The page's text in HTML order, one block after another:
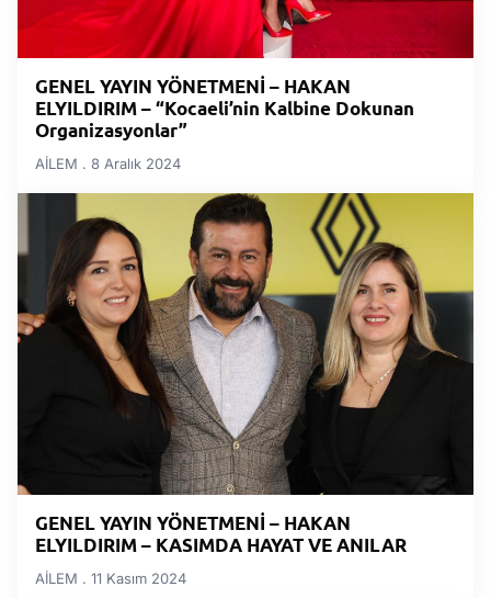
GENEL YAYIN YÖNETMENİ – HAKAN
ELYILDIRIM – “Kocaeli’nin Kalbine Dokunan
Organizasyonlar”
AİLEM 8 Aralık 2024
GENEL YAYIN YÖNETMENİ – HAKAN
ELYILDIRIM – KASIMDA HAYAT VE ANILAR
AİLEM 11 Kasım 2024